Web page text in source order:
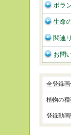
ボラ
生命
関連
お問
全登録画
植物の種
登録動画